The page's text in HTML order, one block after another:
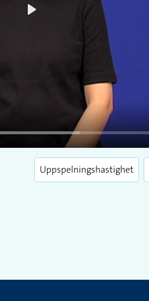
Uppspelningshastighet